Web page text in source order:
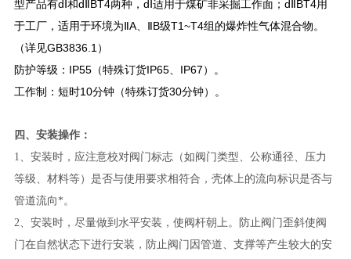
型产品有dⅠ和dⅡBT4两种，dⅠ适用于煤矿非采掘工作面；dⅡBT4用
于工厂，适用于环境为ⅡA、ⅡB级T1~T4组的爆炸性气体混合物。
（详见GB3836.1）
防护等级：IP55（特殊订货IP65、IP67）。
工作制：短时10分钟（特殊订货30分钟）。
四、安装操作：
1、安装时，应注意校对阀门标志（如阀门类型、公称通径、压力
等级、材料等）是否与使用要求相符合，壳体上的流向标识是否与
管道流向*。
2、安装时，尽量做到水平安装，使阀杆朝上。防止阀门歪斜使阀
门在自然状态下进行安装，防止阀门因管道、支撑等产生较大的安